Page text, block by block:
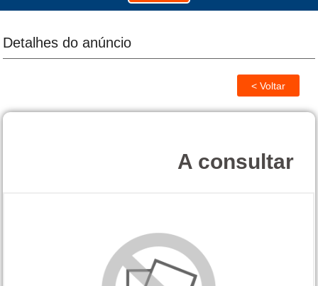
Detalhes do anúncio
A consultar